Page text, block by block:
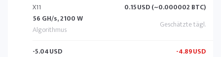
X11
56 GH/s, 2100 W
0.15USD (~0.000002 BTC)
-5.04USD -4.89USD